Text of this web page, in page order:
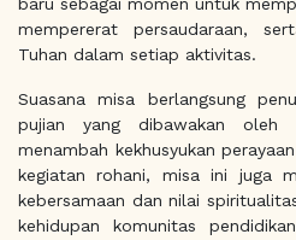
baru sebagai momen untuk
mempererat persaudaraan,
Tuhan dalam setiap aktivitas.
Suasana misa berlangsung
pujian yang dibawakan
menambah kekhusyukan
kegiatan rohani, misa ini juga
kebersamaan dan nilai
kehidupan komunitas